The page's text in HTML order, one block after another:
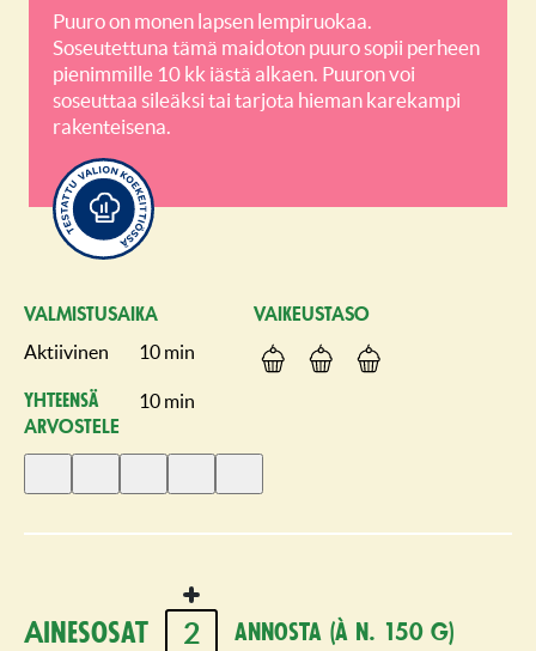
Puuro on monen lapsen lempiruokaa.
Soseutettuna tämä maidoton puuro sopii perheen
pienimmille 10 kk iästä alkaen. Puuron voi
soseuttaa sileäksi tai tarjota hieman karekampi
rakenteisena.
VALMISTUSAIKA
Aktiivinen 10 min
Yhteensä 10 min
VAIKEUSTASO
ARVOSTELE
Ainesosat 2 annosta (à n. 150 g)